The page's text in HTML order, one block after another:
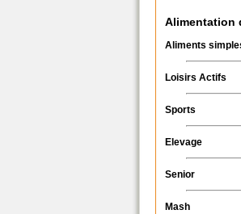
Alimentation
Aliments
Loisirs Actifs
Sports
Elevage
Senior
Mash